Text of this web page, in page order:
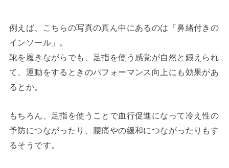
例えば、こちらの写真の真ん中にあるのは「鼻緒付きの
インソール」。
靴を履きながらでも、足指を使う感覚が自然と鍛えられ
て、運動をするときのパフォーマンス向上にも効果があ
るとか。
もちろん、足指を使うことで血行促進になって冷え性の
予防につながったり、腰痛やの緩和につながったりもす
るそうです。